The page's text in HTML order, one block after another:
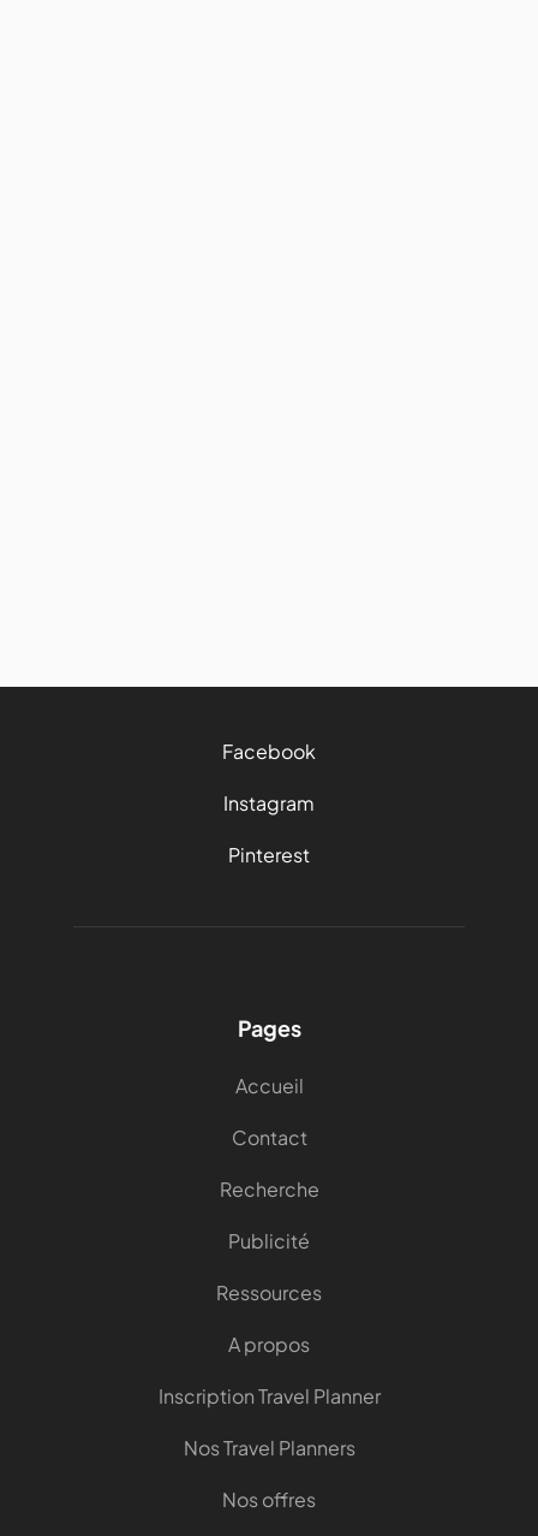
Facebook
Instagram
Pinterest
Pages
Accueil
Contact
Recherche
Publicité
Ressources
A propos
Inscription Travel Planner
Nos Travel Planners
Nos offres